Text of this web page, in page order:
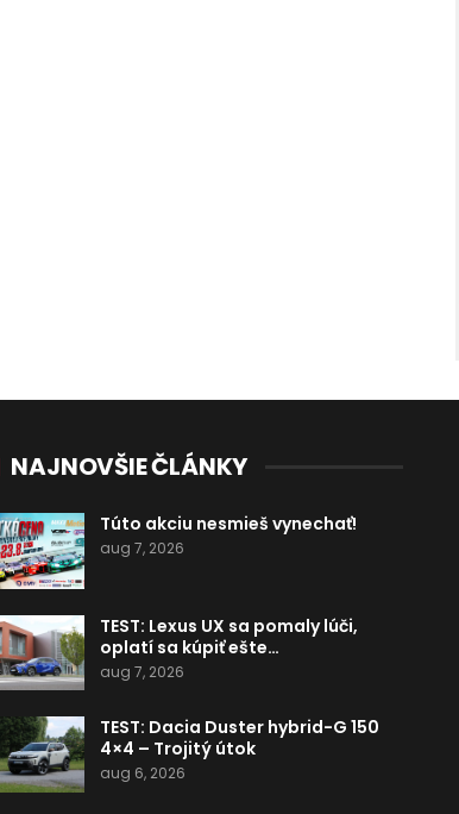
NAJNOVŠIE ČLÁNKY
Túto akciu nesmieš vynechať!
aug 7, 2026
TEST: Lexus UX sa pomaly lúči,
oplatí sa kúpiť ešte…
aug 7, 2026
TEST: Dacia Duster hybrid-G 150
4×4 – Trojitý útok
aug 6, 2026